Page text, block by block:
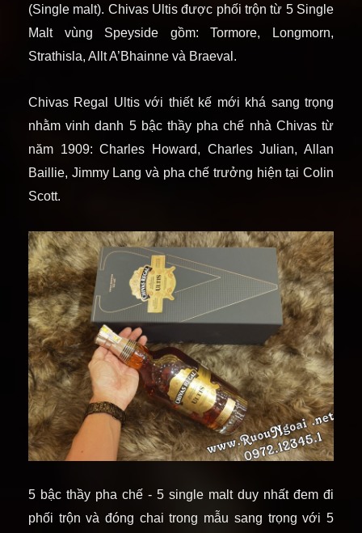
(Single malt). Chivas Ultis được phối trộn từ 5 Single
Malt vùng Speyside gồm: Tormore, Longmorn,
Strathisla, Allt A’Bhainne và Braeval.
Chivas Regal Ultis với thiết kế mới khá sang trọng
nhằm vinh danh 5 bậc thầy pha chế nhà Chivas từ
năm 1909: Charles Howard, Charles Julian, Allan
Baillie, Jimmy Lang và pha chế trưởng hiện tại Colin
Scott.
5 bậc thầy pha chế - 5 single malt duy nhất đem đi
phối trộn và đóng chai trong mẫu sang trọng với 5